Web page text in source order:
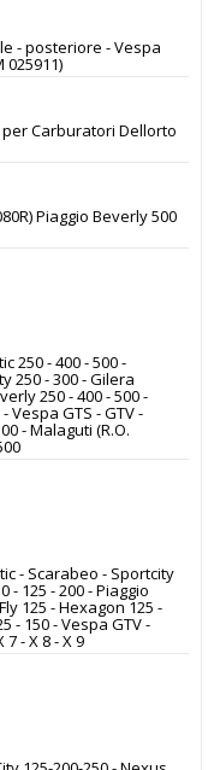
- posteriore - Vespa
025911)
per Carburatori Dellorto
Piaggio Beverly 500
250 - 400 - 500 -
250 - 300 - Gilera
250 - 400 - 500 -
Vespa GTS - GTV -
- Malaguti (R.O.
- Scarabeo - Sportcity
- 125 - 200 - Piaggio
125 - Hexagon 125 -
- 150 - Vespa GTV -
7 - X 8 - X 9